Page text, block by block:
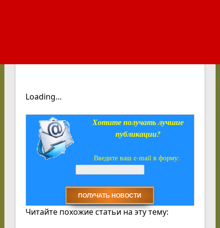
Loading…
Хотите получать лучшие
публикации?
Введите ваш e-mail в форму:
Читайте похожие статьи на эту тему: